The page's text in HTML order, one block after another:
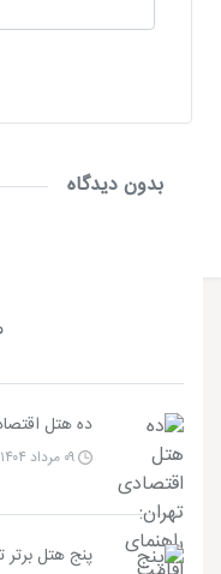
بدون دیدگاه
ده هتل
پنج هتل